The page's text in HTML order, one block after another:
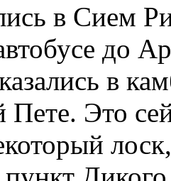
в Сием
до
в
Пете. Это